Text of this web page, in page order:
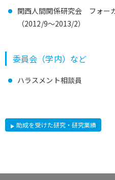
関西人間関係研究会 フォー
（2012/9～2013/2）
委員会（学内）など
ハラスメント相談員
助成を受けた研究・研究業績